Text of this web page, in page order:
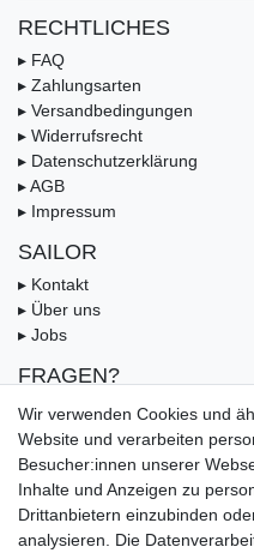
RECHTLICHES
▸ FAQ
▸ Zahlungsarten
▸ Versandbedingungen
▸ Widerrufsrecht
▸ Datenschutzerklärung
▸ AGB
▸ Impressum
SAILOR
▸ Kontakt
▸ Über uns
▸ Jobs
FRAGEN?
▸ FAQ
▸ Zahlungsarten
▸ Versandbedingungen
▸ Gutschein
UNSERE
Wir verwenden Cookies und
Website und verarbeiten
Besucher:innen unserer
Inhalte und Anzeigen zu
Drittanbietern einzubinden
analysieren. Die